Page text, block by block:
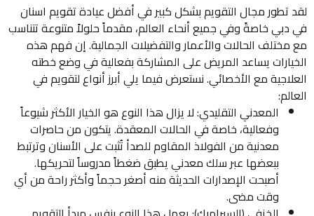
لقد تطور مجال التقويم بشكل كبير في أفضل عيادة تقويم اسنان
في دبي خاصةً وفي جميع أنحاء العالم، مقدماً حلولاً متنوعة تتناسب
مع مختلف الحالات والأعمار والتفضيلات الجمالية. إن فهم هذه
الخيارات يساعد المريض على المشاركة بفعالية في وضع خطته
العلاجية مع الأخصائي. نستعرض فيما يلي أبرز أنواع لتقويم في
العالم:
المعدني التقليدي: لا يزال هذا النوع هو الخيار الأكثر شيوعاً
وفعالية، خاصة في الحالات المعقدة. يتكون من حاصرات
معدنية من الفولاذ المقاوم للصدأ تُثبت على الأسنان وترتبط
ببعضها عبر سلك معدني يطبق ضغطاً مدروساً لتحريكها.
أصبحت الإصدارات الحديثة منه أصغر حجماً وأكثر راحة من أي
وقت مضى.